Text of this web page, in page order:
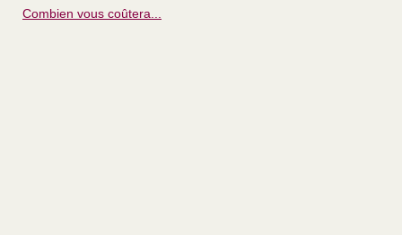
Combien vous coûtera...